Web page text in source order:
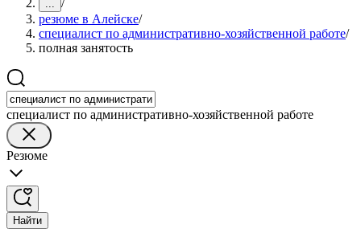
... /
резюме в Алейске/
специалист по административно-хозяйственной работе/
полная занятость
специалист по административно-хозяйственной работе
Резюме
Найти